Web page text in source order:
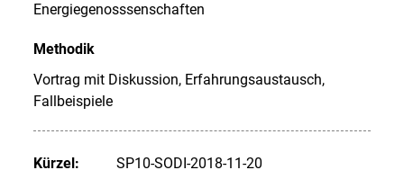
Energiegenosssenschaften
Methodik
Vortrag mit Diskussion, Erfahrungsaustausch,
Fallbeispiele
Kürzel:
SP10-SODI-2018-11-20